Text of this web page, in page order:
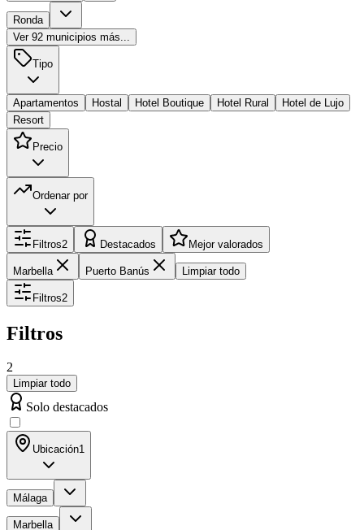
Ronda
Ver 92 municipios más...
Tipo
Apartamentos Hostal Hotel Boutique Hotel Rural
Hotel de Lujo
Resort
Precio
Ordenar por
Filtros2 Destacados Mejor valorados
Marbella Puerto Banús Limpiar todo
Filtros2
Filtros
2
Limpiar todo
Solo destacados
Ubicación1
Málaga
Marbella